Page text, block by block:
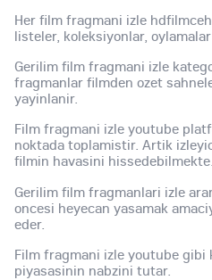
Her film fragmani izle
listeler, koleksiyonlar,
Gerilim film fragmani izle
fragmanlar filmden ozet
yayinlanir.
Film fragmani izle youtube
noktada toplamistir. Artik
filmin havasini hissedebilmekte.
Gerilim film fragmanlari izle
oncesi heyecan yasamak
eder.
Film fragmani izle youtube gibi
piyasasinin nabzini tutar.